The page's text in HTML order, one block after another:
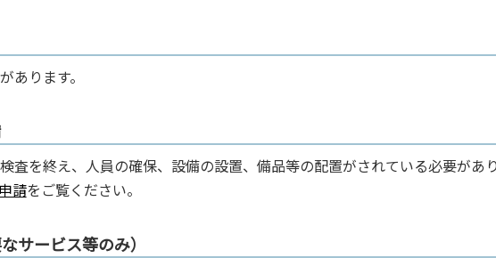
あります。
査を終え、人員の確保、設備の設置、備品等の配置がされている必要があ
請をご覧ください。
サービス等のみ）